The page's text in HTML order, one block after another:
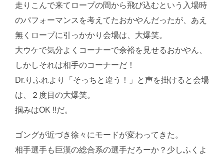
走りこんで来てロープの間から飛び込むという入場時
のパフォーマンスを考えてたおかやんだったが、あえ
無くロープに引っかかり会場は、大爆笑。
大ウケで気分よくコーナーで余裕を見せるおかやん、
しかしそれは相手のコーナーだ！
Dr.りふれより「そっちと違う！」と声を掛けると会場
は、２度目の大爆笑。
掴みはOK !!だ。
ゴングが近づき徐々にモードが変わってきた。
相手選手も巨漢の総合系の選手だろーか？少しふくよ